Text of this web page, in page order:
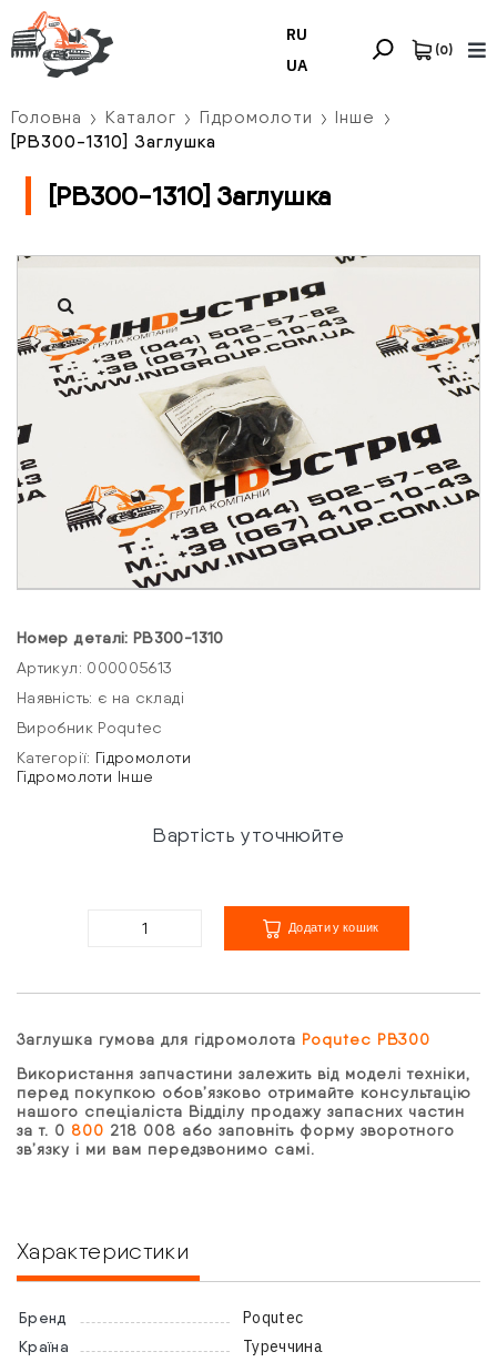
RU
UA
(0)
Головна Каталог Гідромолоти
Інше
[PB300-1310] Заглушка
[PB300-1310] Заглушка
Номер деталі: PB300-1310
Артикул: 000005613
Наявність: є на складі
Виробник Poqutec
Категорії: Гідромолоти
Гідромолоти Інше
Вартість уточнюйте
Додати у кошик
Заглушка гумова для гідромолота Poqutec РВ300
Використання запчастини залежить від моделі техніки,
перед покупкою обов’язково отримайте консультацію
нашого спеціаліста Відділу продажу запасних частин
за т. 0 800 218 008 або заповніть форму зворотного
зв’язку і ми вам передзвонимо самі.
Характеристики
Бренд Poqutec
Країна Туреччина